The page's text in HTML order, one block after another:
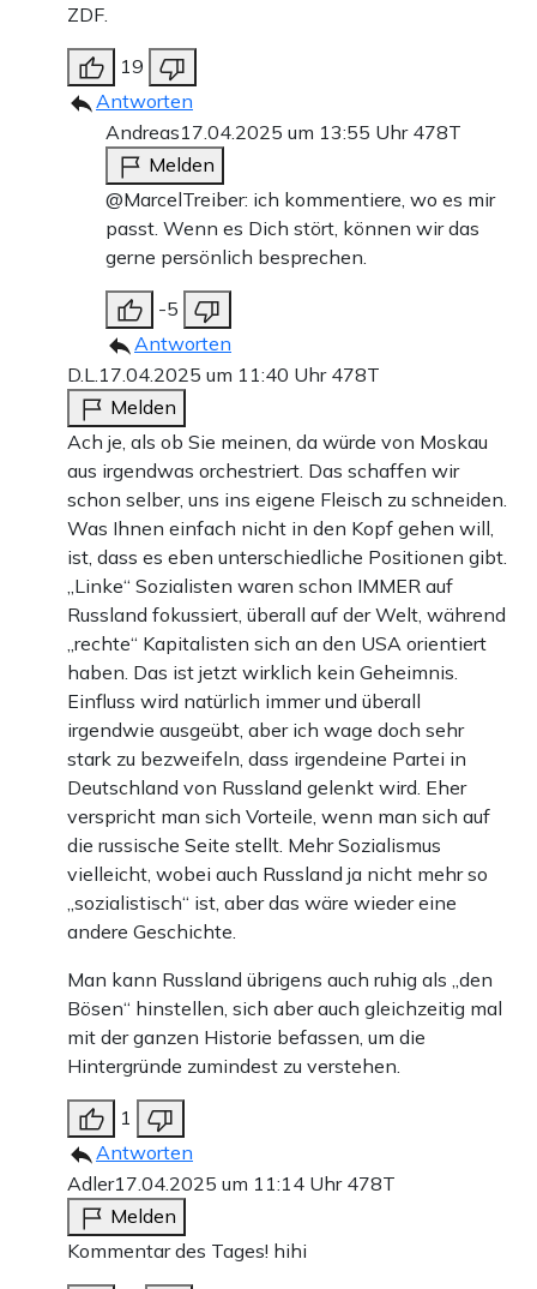
ZDF.
19
Antworten
Andreas17.04.2025 um 13:55 Uhr 478T
Melden
@MarcelTreiber: ich kommentiere, wo es mir
passt. Wenn es Dich stört, können wir das
gerne persönlich besprechen.
-5
Antworten
D.L.17.04.2025 um 11:40 Uhr 478T
Melden
Ach je, als ob Sie meinen, da würde von Moskau
aus irgendwas orchestriert. Das schaffen wir
schon selber, uns ins eigene Fleisch zu schneiden.
Was Ihnen einfach nicht in den Kopf gehen will,
ist, dass es eben unterschiedliche Positionen gibt.
„Linke“ Sozialisten waren schon IMMER auf
Russland fokussiert, überall auf der Welt, während
„rechte“ Kapitalisten sich an den USA orientiert
haben. Das ist jetzt wirklich kein Geheimnis.
Einfluss wird natürlich immer und überall
irgendwie ausgeübt, aber ich wage doch sehr
stark zu bezweifeln, dass irgendeine Partei in
Deutschland von Russland gelenkt wird. Eher
verspricht man sich Vorteile, wenn man sich auf
die russische Seite stellt. Mehr Sozialismus
vielleicht, wobei auch Russland ja nicht mehr so
„sozialistisch“ ist, aber das wäre wieder eine
andere Geschichte.
Man kann Russland übrigens auch ruhig als „den
Bösen“ hinstellen, sich aber auch gleichzeitig mal
mit der ganzen Historie befassen, um die
Hintergründe zumindest zu verstehen.
1
Antworten
Adler17.04.2025 um 11:14 Uhr 478T
Melden
Kommentar des Tages! hihi